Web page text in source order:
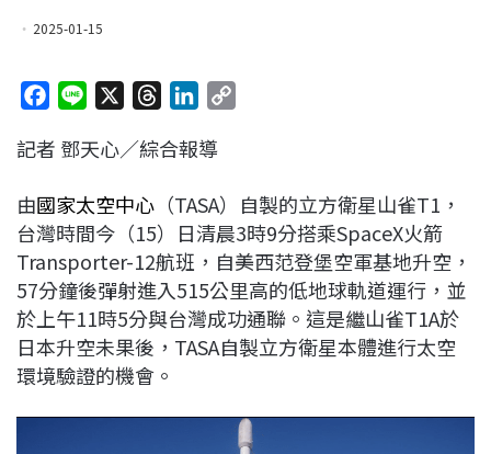
2025-01-15
c
b
o
o
k
n
r
a
d
s
n
e
d
I
n
L
i
n
k
記者 鄧天心／綜合報導
由國家太空中心 （TASA）自製的立方衛星山雀T1，
台灣時間今（15）日清晨3時9分搭乘SpaceX火箭
Transporter-12航班，自美西范登堡空軍基地升空，
57分鐘後彈射進入515公里高的低地球軌道運行，並
於上午11時5分與台灣成功通聯。這是繼山雀T1A於
日本升空未果後，TASA自製立方衛星本體進行太空
環境驗證的機會。